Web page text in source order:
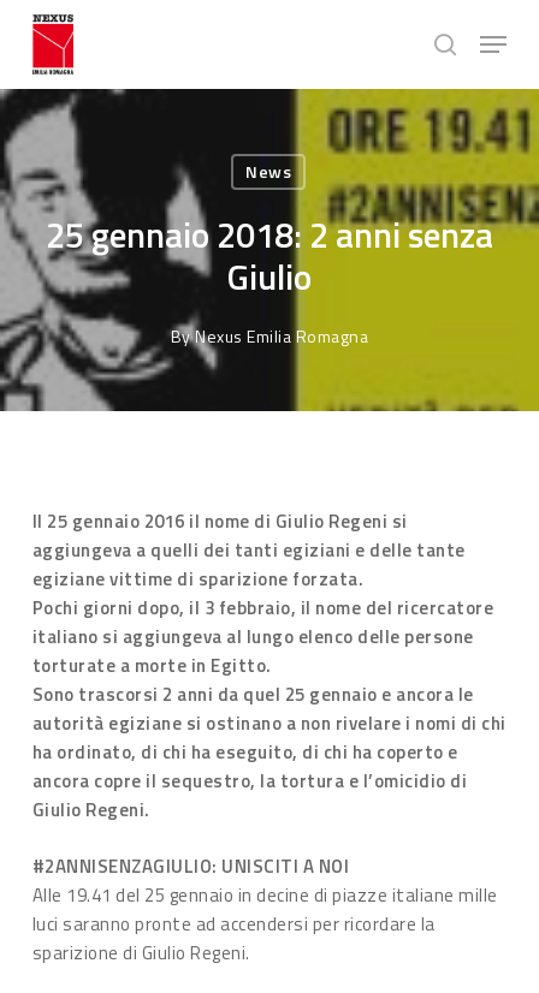
Skip
main
content
search
Menu
News
25 gennaio 2018: 2 anni senza
Giulio
ByNexus Emilia Romagna
Il 25 gennaio 2016 il nome di Giulio Regeni si
aggiungeva a quelli dei tanti egiziani e delle tante
egiziane vittime di sparizione forzata.
Pochi giorni dopo, il 3 febbraio, il nome del ricercatore
italiano si aggiungeva al lungo elenco delle persone
torturate a morte in Egitto.
Sono trascorsi 2 anni da quel 25 gennaio e ancora le
autorità egiziane si ostinano a non rivelare i nomi di chi
ha ordinato, di chi ha eseguito, di chi ha coperto e
ancora copre il sequestro, la tortura e l’omicidio di
Giulio Regeni.
#2ANNISENZAGIULIO: UNISCITI A NOI
Alle 19.41 del 25 gennaio in decine di piazze italiane mille
luci saranno pronte ad accendersi per ricordare la
sparizione di Giulio Regeni.
Menu